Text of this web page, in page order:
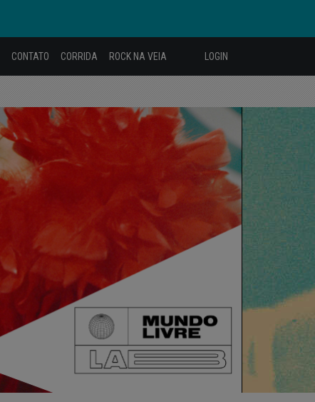
CONTATO CORRIDA ROCK NA VEIA LOGIN